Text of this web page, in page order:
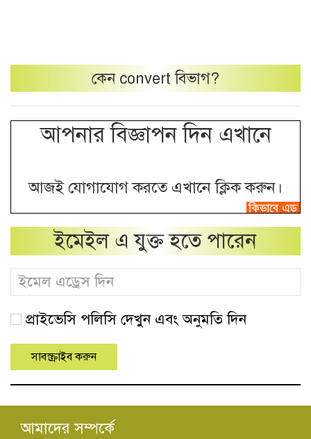
কেন convert বিভাগ?
আপনার বিজ্ঞাপন দিন এখানে
আজই যোগাযোগ করতে এখানে ক্লিক করুন।
ইমেইল এ যুক্ত হতে পারেন
প্রাইভেসি পলিসি দেখুন এবং অনুমতি দিন
আমাদের সম্পর্কে